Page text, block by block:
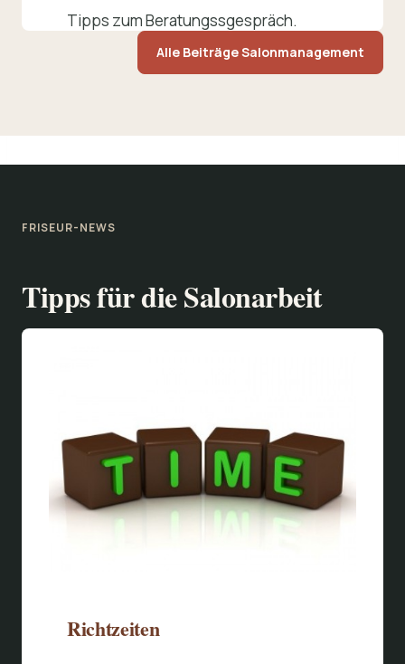
Tipps zum Beratungssgespräch.
Beitrag lesen
Alle Beiträge Salonmanagement
FRISEUR-NEWS
Tipps für die Salonarbeit
Richtzeiten